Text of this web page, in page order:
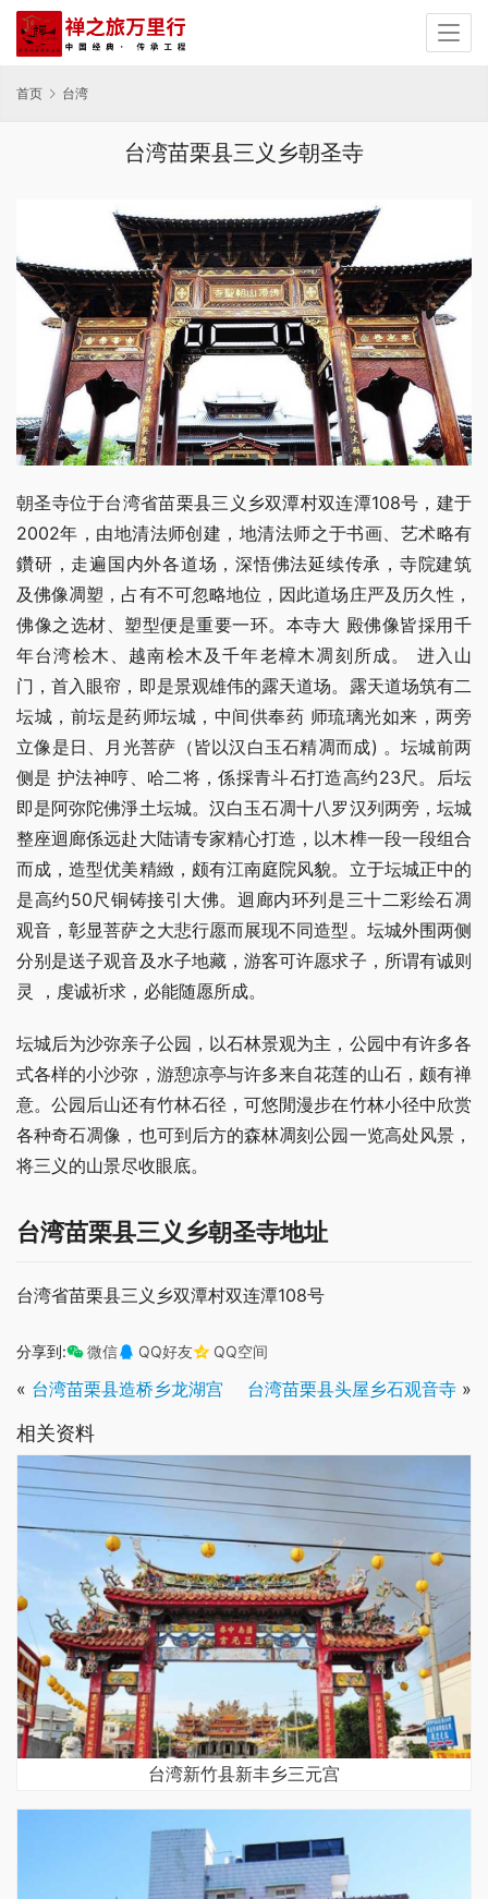
首页 台湾
台湾苗栗县三义乡朝圣寺
朝圣寺位于台湾省苗栗县三义乡双潭村双连潭108号，建于
2002年，由地清法师创建，地清法师之于书画、艺术略有
鑽研，走遍国内外各道场，深悟佛法延续传承，寺院建筑
及佛像凋塑，占有不可忽略地位，因此道场庄严及历久性，
佛像之选材、塑型便是重要一环。本寺大 殿佛像皆採用千
年台湾桧木、越南桧木及千年老樟木凋刻所成。 进入山
门，首入眼帘，即是景观雄伟的露天道场。露天道场筑有二
坛城，前坛是药师坛城，中间供奉药 师琉璃光如来，两旁
立像是日、月光菩萨（皆以汉白玉石精凋而成) 。坛城前两
侧是 护法神哼、哈二将，係採青斗石打造高约23尺。后坛
即是阿弥陀佛淨土坛城。汉白玉石凋十八罗汉列两旁，坛城
整座迴廊係远赴大陆请专家精心打造，以木榫一段一段组合
而成，造型优美精緻，颇有江南庭院风貌。立于坛城正中的
是高约50尺铜铸接引大佛。迴廊内环列是三十二彩绘石凋
观音，彰显菩萨之大悲行愿而展现不同造型。坛城外围两侧
分别是送子观音及水子地藏，游客可许愿求子，所谓有诚则
灵 ，虔诚祈求，必能随愿所成。
坛城后为沙弥亲子公园，以石林景观为主，公园中有许多各
式各样的小沙弥，游憩凉亭与许多来自花莲的山石，颇有禅
意。公园后山还有竹林石径，可悠閒漫步在竹林小径中欣赏
各种奇石凋像，也可到后方的森林凋刻公园一览高处风景，
将三义的山景尽收眼底。
台湾苗栗县三义乡朝圣寺地址
台湾省苗栗县三义乡双潭村双连潭108号
分享到: 微信 QQ好友 QQ空间
« 台湾苗栗县造桥乡龙湖宫 台湾苗栗县头屋乡石观音寺 »
相关资料
台湾新竹县新丰乡三元宫